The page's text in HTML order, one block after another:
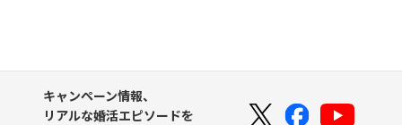
キャンペーン情報、
リアルな婚活エピソードを